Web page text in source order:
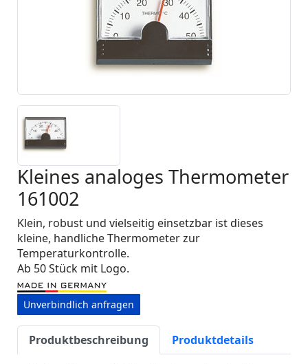
Kleines analoges Thermometer
161002
Klein, robust und vielseitig einsetzbar ist dieses
kleine, handliche Thermometer zur
Temperaturkontrolle.
Ab 50 Stück mit Logo.
Unverbindlich anfragen
Produktbeschreibung Produktdetails